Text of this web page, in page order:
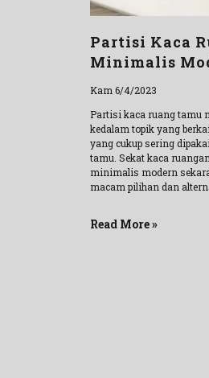
Partisi Kaca
Minimalis
Kam 6/4/2023
Partisi kaca ruang tamu
kedalam topik yang
yang cukup sering
tamu. Sekat kaca
minimalis modern
macam pilihan dan
Read More »